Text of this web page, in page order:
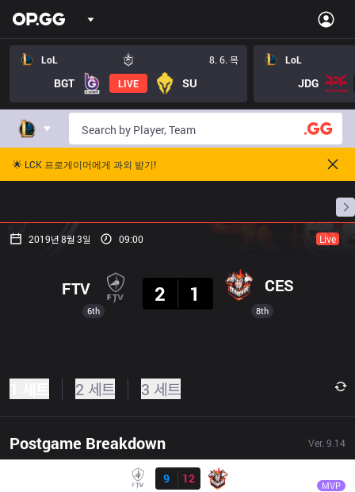
LoL 8. 6. 목
BGT LIVE SU
LoL
JDG
🌟 LCK 프로게이머에게 과외 받기!
프로빌
2019년 8월 3일 09:00 Live
6th
FTV
2
1 CES
8th
2 세트 3 세트
Postgame Breakdown Ver. 9.14
9
12 MVP